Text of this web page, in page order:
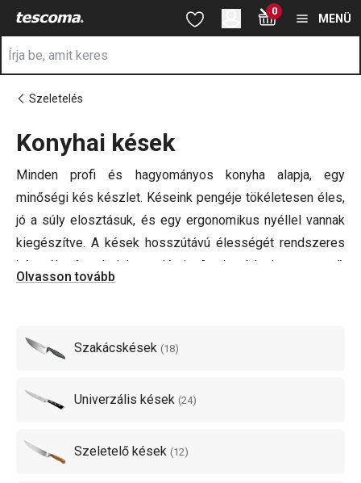
Ugrás a fő tartalomhoz
Ugrás a kereséshez
Ugrás a navigációhoz 0
MENÜ
Szeletelés
Konyhai kések
Minden profi és hagyományos konyha alapja, egy
minőségi kés készlet. Késeink pengéje tökéletesen éles,
jó a súly elosztásuk, és egy ergonomikus nyéllel vannak
kiegészítve. A kések hosszútávú élességét rendszeres
kés élezéssel lehet elérni. A tisztításuk egyszerű,
mosogatógépbe is alkalmasak.
Kínálatunkban találhatsz
kedvenc japán késeket,kenyérvágó késeket
TESCOMA késekkel!
AFEELWOOD késeknyele edzett kőrisfából készül, és a
masszív pengéjük pedig első osztályú japán „V” profilú
Olvasson tovább
Szakácskések (18)
Univerzális kések (24)
Szeletelő kések (12)